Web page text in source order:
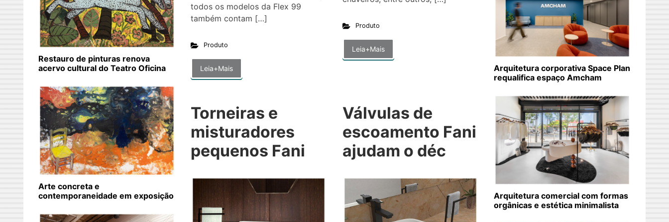
todos os modelos da Flex 99
também contam […]
Produto
Leia+Mais
Produto
Leia+Mais
Torneiras e
misturadores
pequenos Fani
Válvulas de
escoamento Fani
ajudam o déc
Restauro de pinturas renova
acervo cultural do Teatro Oficina
Arte concreta e
contemporaneidade em exposição
Arquitetura corporativa Space Plan
requalifica espaço Amcham
Arquitetura comercial com formas
orgânicas e estética minimalista